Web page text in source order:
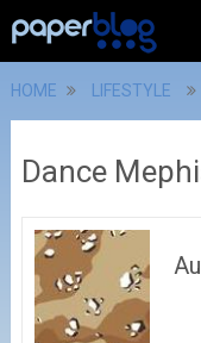
HOME LIFESTYLE
Dance